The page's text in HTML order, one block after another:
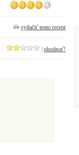
vytlačiť tento recept
ohodnoť!